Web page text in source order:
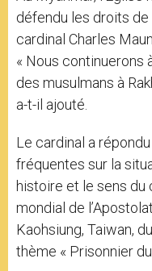
défendu les droits de
cardinal Charles
« Nous continuerons
des musulmans à
a-t-il ajouté.
Le cardinal a
fréquentes sur la
histoire et le sens du
mondial de
Kaohsiung, Taiwan,
thème « Prisonnier